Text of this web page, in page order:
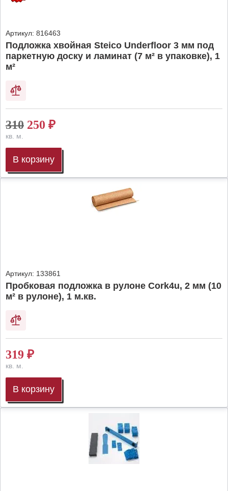
Артикул: 816463
Подложка хвойная Steico Underfloor 3 мм под
паркетную доску и ламинат (7 м² в упаковке), 1
м²
310 250 ₽
кв. м.
В корзину
Артикул: 133861
Пробковая подложка в рулоне Cork4u, 2 мм (10
м² в рулоне), 1 м.кв.
319 ₽
кв. м.
В корзину